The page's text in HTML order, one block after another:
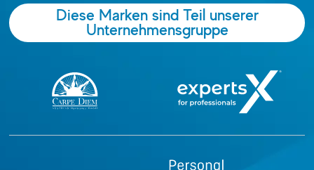
Diese Marken sind Teil unserer
Unternehmensgruppe